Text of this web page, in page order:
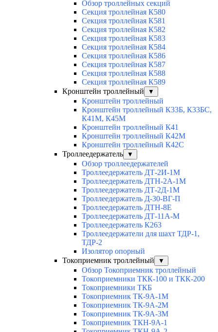
Обзор троллейных секций
Секция троллейная К580
Секция троллейная К581
Секция троллейная К582
Секция троллейная К583
Секция троллейная К584
Секция троллейная К586
Секция троллейная К587
Секция троллейная К588
Секция троллейная К589
Кронштейн троллейный
▼
Кронштейн троллейный
Кронштейн троллейный К33Б, К33БС,
К41М, К45М
Кронштейн троллейный К41
Кронштейн троллейный К42М
Кронштейн троллейный К42С
Троллеедержатель
▼
Обзор троллеедержателей
Троллеедержатель ДТ-2И-1М
Троллеедержатель ДТН-2А-1М
Троллеедержатель ДТ-2Д-1М
Троллеедержатель Д-30-ВГ-П
Троллеедержатель ДТН-8Е
Троллеедержатель ДТ-11А-М
Троллеедержатель К263
Троллеедержатели для шахт ТДР-1,
ТДР-2
Изолятор опорный
Токоприемник троллейный
▼
Обзор Токоприемник троллейный
Токоприемники ТКК-100 и ТКК-200
Токоприемники ТКБ
Токоприемник ТК-9А-1М
Токоприемник ТК-9А-2М
Токоприемник ТК-9А-3М
Токоприемник ТКН-9А-1